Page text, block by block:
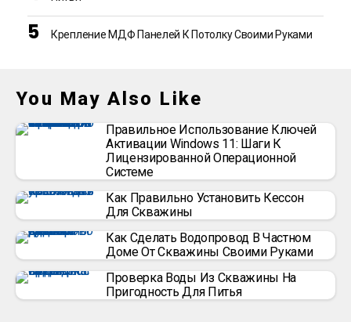
Крепление МДФ Панелей К Потолку Своими Руками
You May Also Like
Правильное Использование Ключей
Активации Windows 11: Шаги К
Лицензированной Операционной
Системе
Как Правильно Установить Кессон
Для Скважины
Как Сделать Водопровод В Частном
Доме От Скважины Своими Руками
Проверка Воды Из Скважины На
Пригодность Для Питья